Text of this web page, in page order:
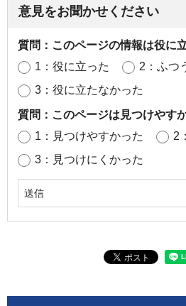
意見をお聞かせください
質問：このページの情報は役に
1：役に立った
2：ふつ
3：役に立たなかった
質問：このページは見つけやす
1：見つけやすかった
2
3：見つけにくかった